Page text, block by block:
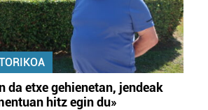
da etxe gehienetan, jendeak
hitz egin du»